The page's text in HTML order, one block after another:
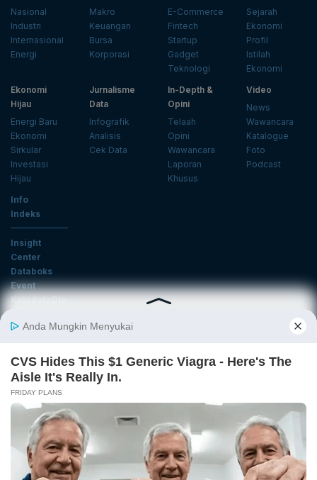
Nasional
Industri
Internasional
Energi
Makro
Keuangan
Bursa
Korporasi
E-Commerce
Fintech
Startup
Gadget
Teknologi
Sejarah
Ekonomi
Profil
Istilah
Ekonomi
Ekonomi
Hijau
Energi Baru
Ekonomi
Sirkular
Investasi
Hijau
Jurnalisme
Data
Infografik
Analisis
Cek Data
In-Depth &
Opini
Telaah
Opini
Wawancara
Laporan
Khusus
Video
News
Wawancara
Katalogue
Foto
Podcast
Info
Indeks
Insight
Center
Databoks
Event
KatadataOto
Email
Daftar
Tentang Katadata Advertising Karier
Pedoman Media Siber
Kebijakan Privasi
Disclaimer Hubungi Kami